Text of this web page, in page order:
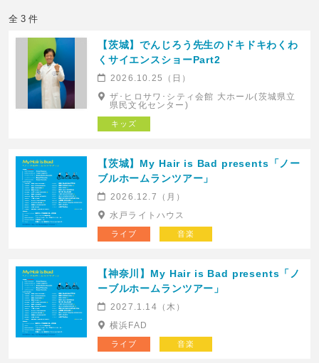
全 3 件
【茨城】でんじろう先生のドキドキわくわ
くサイエンスショーPart2
2026.10.25（日）
ザ･ヒロサワ･シティ会館 大ホール(茨城県立
県民文化センター)
キッズ
【茨城】My Hair is Bad presents「ノー
ブルホームランツアー」
2026.12.7（月）
水戸ライトハウス
ライブ 音楽
【神奈川】My Hair is Bad presents「ノ
ーブルホームランツアー」
2027.1.14（木）
横浜FAD
ライブ 音楽